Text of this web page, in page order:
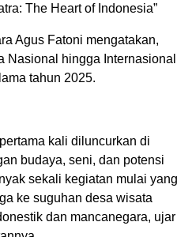
The Heart of Indonesia”
Agus Fatoni mengatakan,
Nasional hingga Internasional
tahun 2025.
kali diluncurkan di
budaya, seni, dan potensi
sekali kegiatan mulai yang
ke suguhan desa wisata
dan mancanegara, ujar